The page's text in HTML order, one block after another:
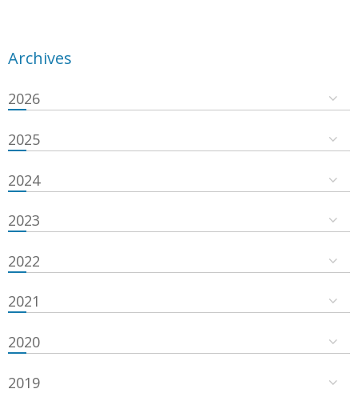
Archives
2026
2025
2024
2023
2022
2021
2020
2019